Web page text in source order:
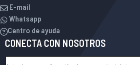
E-mail
Whatsapp
Centro de ayuda
CONECTA CON NOSOTROS
BOLETÍN DE NOTICIAS